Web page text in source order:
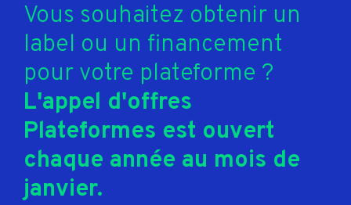
Vous souhaitez obtenir un
label ou un financement
pour votre plateforme ?
L'appel d'offres
Plateformes est ouvert
chaque année au mois de
janvier.